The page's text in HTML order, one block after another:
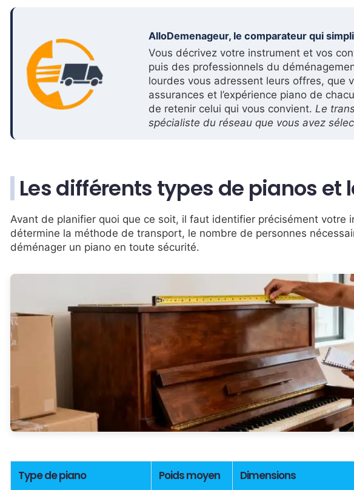
AlloDemenageur, le comparateur qui
Vous décrivez votre instrument et vos
puis des professionnels du
lourdes vous adressent leurs offres, que
assurances et l’expérience piano de
de retenir celui qui vous convient. Le
spécialiste du réseau que vous avez
Les différents types de pianos et
Avant de planifier quoi que ce soit, il faut identifier précisément votre
détermine la méthode de transport, le nombre de personnes
déménager un piano en toute sécurité.
Type de piano Poids moyen Dimensions